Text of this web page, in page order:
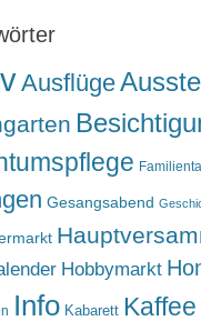
Ausflüge
Gesangsabend
Hobbymarkt
Info Kabarett